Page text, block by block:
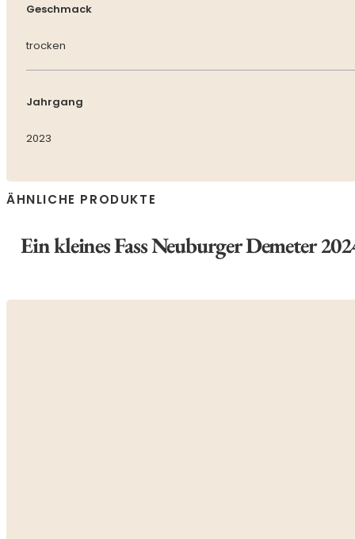
Geschmack
trocken
Jahrgang
2023
ÄHNLICHE PRODUKTE
Ein kleines Fass Neuburger Demeter